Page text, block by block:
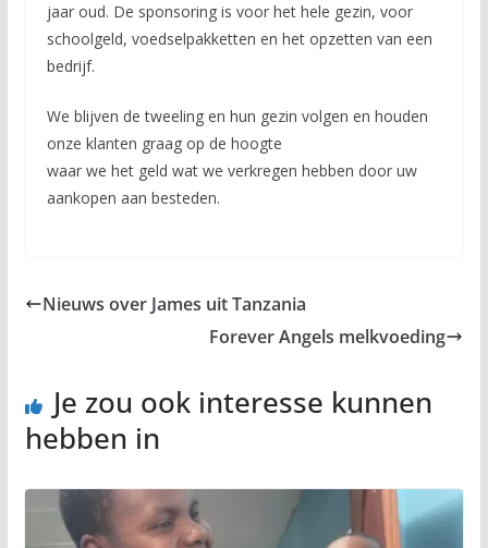
jaar oud. De sponsoring is voor het hele gezin, voor
schoolgeld, voedselpakketten en het opzetten van een
bedrijf.
We blijven de tweeling en hun gezin volgen en houden
onze klanten graag op de hoogte
waar we het geld wat we verkregen hebben door uw
aankopen aan besteden.
Nieuws over James uit Tanzania
Forever Angels melkvoeding
Je zou ook interesse kunnen
hebben in